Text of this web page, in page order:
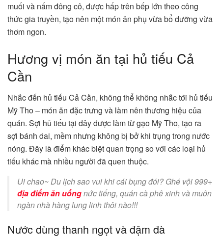
muối và nấm đông cô, được hấp trên bếp lớn theo công
thức gia truyền, tạo nên một món ăn phụ vừa bổ dưỡng vừa
thơm ngon.
Hương vị món ăn tại hủ tiếu Cả
Cần
Nhắc đến hủ tiếu Cả Cần, không thể không nhắc tới hủ tiếu
Mỹ Tho – món ăn đặc trưng và làm nên thương hiệu của
quán. Sợi hủ tiếu tại đây được làm từ gạo Mỹ Tho, tạo ra
sợi bánh dai, mềm nhưng không bị bở khi trụng trong nước
nóng. Đây là điểm khác biệt quan trọng so với các loại hủ
tiếu khác mà nhiều người đã quen thuộc.
Ui chao~ Du lịch sao vui khi cái bụng đói? Ghé vội 999+
địa điểm ăn uốngnức tiếng, quán cà phê xinh và muôn
ngàn nhà hàng lung linh thôi nào!!!
Nước dùng thanh ngọt và đậm đà